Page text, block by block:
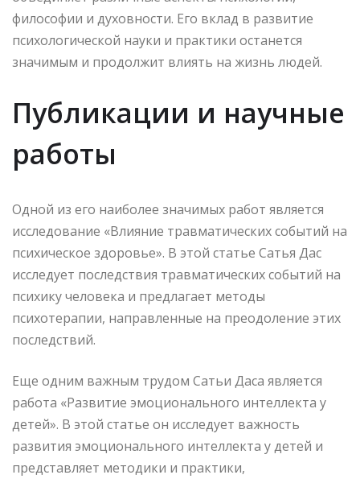
философии и духовности. Его вклад в развитие
психологической науки и практики останется
значимым и продолжит влиять на жизнь людей.
Публикации и научные
работы
Одной из его наиболее значимых работ является
исследование «Влияние травматических событий на
психическое здоровье». В этой статье Сатья Дас
исследует последствия травматических событий на
психику человека и предлагает методы
психотерапии, направленные на преодоление этих
последствий.
Еще одним важным трудом Сатьи Даса является
работа «Развитие эмоционального интеллекта у
детей». В этой статье он исследует важность
развития эмоционального интеллекта у детей и
представляет методики и практики,